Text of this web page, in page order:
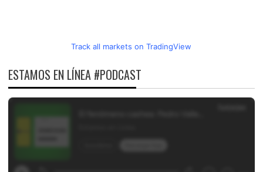
Track all markets on TradingView
ESTAMOS EN LÍNEA #PODCAST